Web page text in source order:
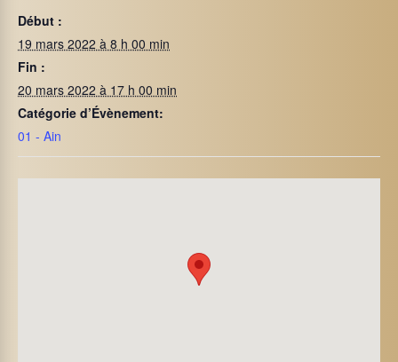
Début :
19 mars 2022 à 8 h 00 min
Fin :
20 mars 2022 à 17 h 00 min
Catégorie d’Évènement:
01 - Ain